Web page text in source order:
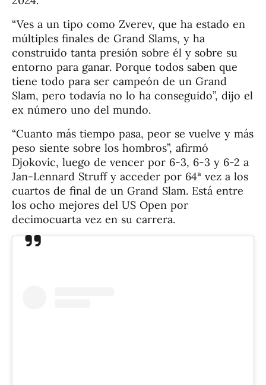
“Ves a un tipo como Zverev, que ha estado en
múltiples finales de Grand Slams, y ha
construido tanta presión sobre él y sobre su
entorno para ganar. Porque todos saben que
tiene todo para ser campeón de un Grand
Slam, pero todavía no lo ha conseguido”, dijo el
ex número uno del mundo.
“Cuanto más tiempo pasa, peor se vuelve y más
peso siente sobre los hombros”, afirmó
Djokovic, luego de vencer por 6-3, 6-3 y 6-2 a
Jan-Lennard Struff y acceder por 64ª vez a los
cuartos de final de un Grand Slam. Está entre
los ocho mejores del US Open por
decimocuarta vez en su carrera.